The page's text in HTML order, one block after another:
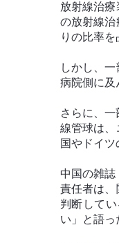
放射線治
の放射線治
りの比率を
しかし、
病院側に及
さらに、
線管球は、
国やドイツ
中国の雑誌
責任者は、
判断して
い」と語っ